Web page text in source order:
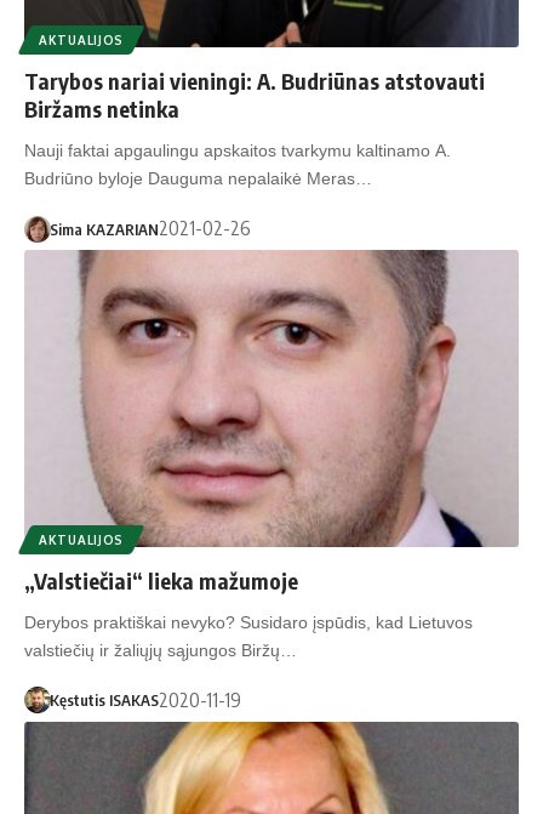
AKTUALIJOS
Tarybos nariai vieningi: A. Budriūnas atstovauti
Biržams netinka
Nauji faktai apgaulingu apskaitos tvarkymu kaltinamo A.
Budriūno byloje Dauguma nepalaikė Meras…
Sima KAZARIAN2021-02-26
AKTUALIJOS
„Valstiečiai“ lieka mažumoje
Derybos praktiškai nevyko? Susidaro įspūdis, kad Lietuvos
valstiečių ir žaliųjų sąjungos Biržų…
Kęstutis ISAKAS2020-11-19